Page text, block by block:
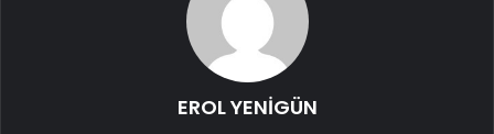
EROL YENİGÜN